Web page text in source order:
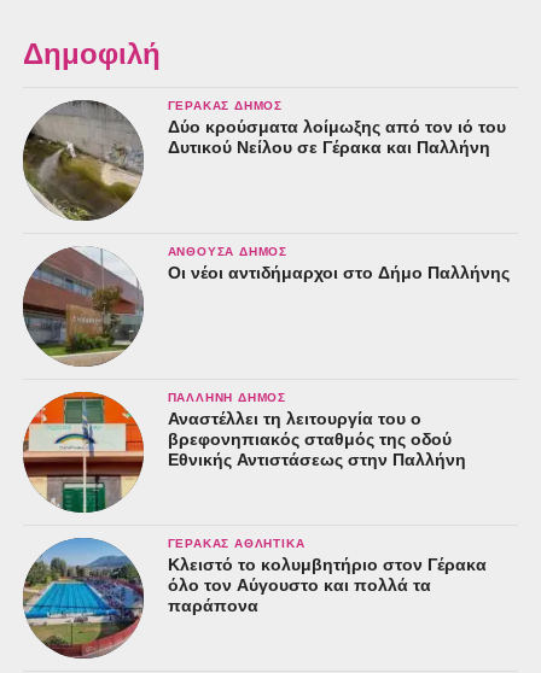
Δημοφιλή
ΓΈΡΑΚΑΣ ΔΉΜΟΣ
Δύο κρούσματα λοίμωξης από τον ιό του
Δυτικού Νείλου σε Γέρακα και Παλλήνη
ΑΝΘΟΎΣΑ ΔΉΜΟΣ
Οι νέοι αντιδήμαρχοι στο Δήμο Παλλήνης
ΠΑΛΛΉΝΗ ΔΉΜΟΣ
Αναστέλλει τη λειτουργία του ο
βρεφονηπιακός σταθμός της οδού
Εθνικής Αντιστάσεως στην Παλλήνη
ΓΈΡΑΚΑΣ ΑΘΛΗΤΙΚΆ
Κλειστό το κολυμβητήριο στον Γέρακα
όλο τον Αύγουστο και πολλά τα
παράπονα